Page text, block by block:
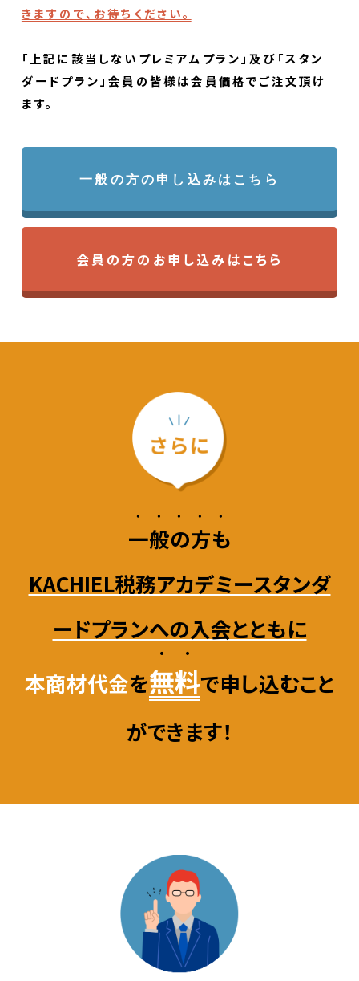
きますので、お待ちください。
「上記に該当しないプレミアムプラン」及び「スタン
ダードプラン」会員の皆様は会員価格でご注文頂け
ます。
一般の方の申し込みはこちら
会員の方のお申し込みはこちら
一般の方も
・・・・・
KACHIEL税務アカデミースタンダ
ードプランへの入会とともに
本商材代金を無料
・・
で申し込むこと
ができます！